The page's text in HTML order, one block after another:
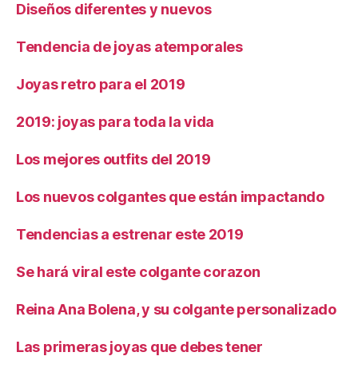
Diseños diferentes y nuevos
Tendencia de joyas atemporales
Joyas retro para el 2019
2019: joyas para toda la vida
Los mejores outfits del 2019
Los nuevos colgantes que están impactando
Tendencias a estrenar este 2019
Se hará viral este colgante corazon
Reina Ana Bolena, y su colgante personalizado
Las primeras joyas que debes tener